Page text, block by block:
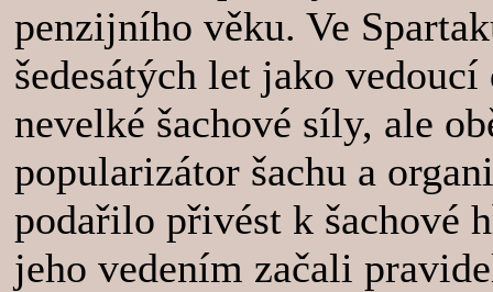
penzijního věku. Ve
šedesátých let jako
nevelké šachové síly, ale
popularizátor šachu a
podařilo přivést k šachové
jeho vedením začali